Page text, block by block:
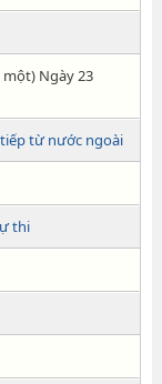
Ngày 23
từ nước ngoài
thi